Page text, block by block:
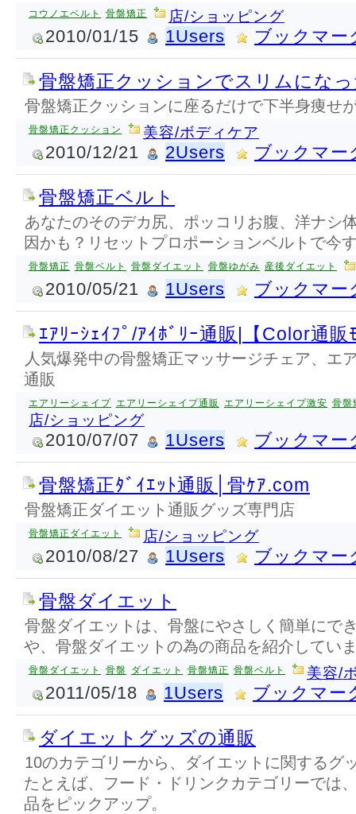
コウノエベルト 骨盤矯正 店/ショッピング
2010/01/15 1Users ブックマー
骨盤矯正クッションでスリムにな
骨盤矯正クッションに座るだけで下半身痩せ
骨盤矯正クッション 美容/ボディケア
2010/12/21 2Users ブックマー
骨盤矯正ベルト
あなたのそのデカ尻、ポッコリお腹、洋ナシ
因かも？リセットプロポーションベルトで今
骨盤矯正 骨盤ベルト 骨盤ダイエット 骨盤ゆがみ 産後ダイエット
2010/05/21 1Users ブックマー
ｴｱﾘｰｼｪｲﾌﾟ/ｱｲﾎﾞﾘｰ通販|【Color通販
人気爆発中の骨盤矯正マッサージチェア、エ
通販
エアリーシェイプ エアリーシェイプ通販 エアリーシェイプ激安 骨盤
店/ショッピング
2010/07/07 1Users ブックマー
骨盤矯正ﾀﾞｲｴｯﾄ通販│骨ｹｱ.com
骨盤矯正ダイエット通販グッズ専門店
骨盤矯正ダイエット 店/ショッピング
2010/08/27 1Users ブックマー
骨盤ダイエット
骨盤ダイエットは、骨盤にやさしく簡単にで
や、骨盤ダイエットの為の商品を紹介してい
骨盤ダイエット 骨盤 ダイエット 骨盤矯正 骨盤ベルト 美容/
2011/05/18 1Users ブックマー
ダイエットグッズの通販
10のカテゴリーから、ダイエットに関するグ
たとえば、フード・ドリンクカテゴリーでは
品をピックアップ。